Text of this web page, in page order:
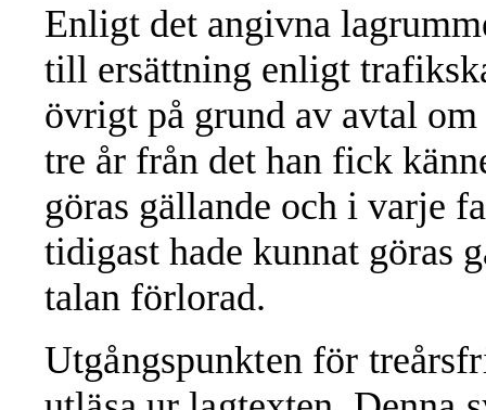
Enligt det angivna
till ersättning enligt
övrigt på grund av avtal
tre år från det han fick
göras gällande och i varje
tidigast hade kunnat göras
talan förlorad.
Utgångspunkten för